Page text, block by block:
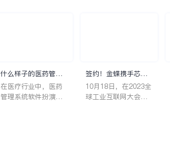
什么样子的医药管理
系统软件更好用？
在医疗行业中，医药
管理系统软件扮演着
签约！金蝶携手芯源
微，助力半导体装备
制造领先企业迈向世
10月18日，在2023全
球工业互联网大会期